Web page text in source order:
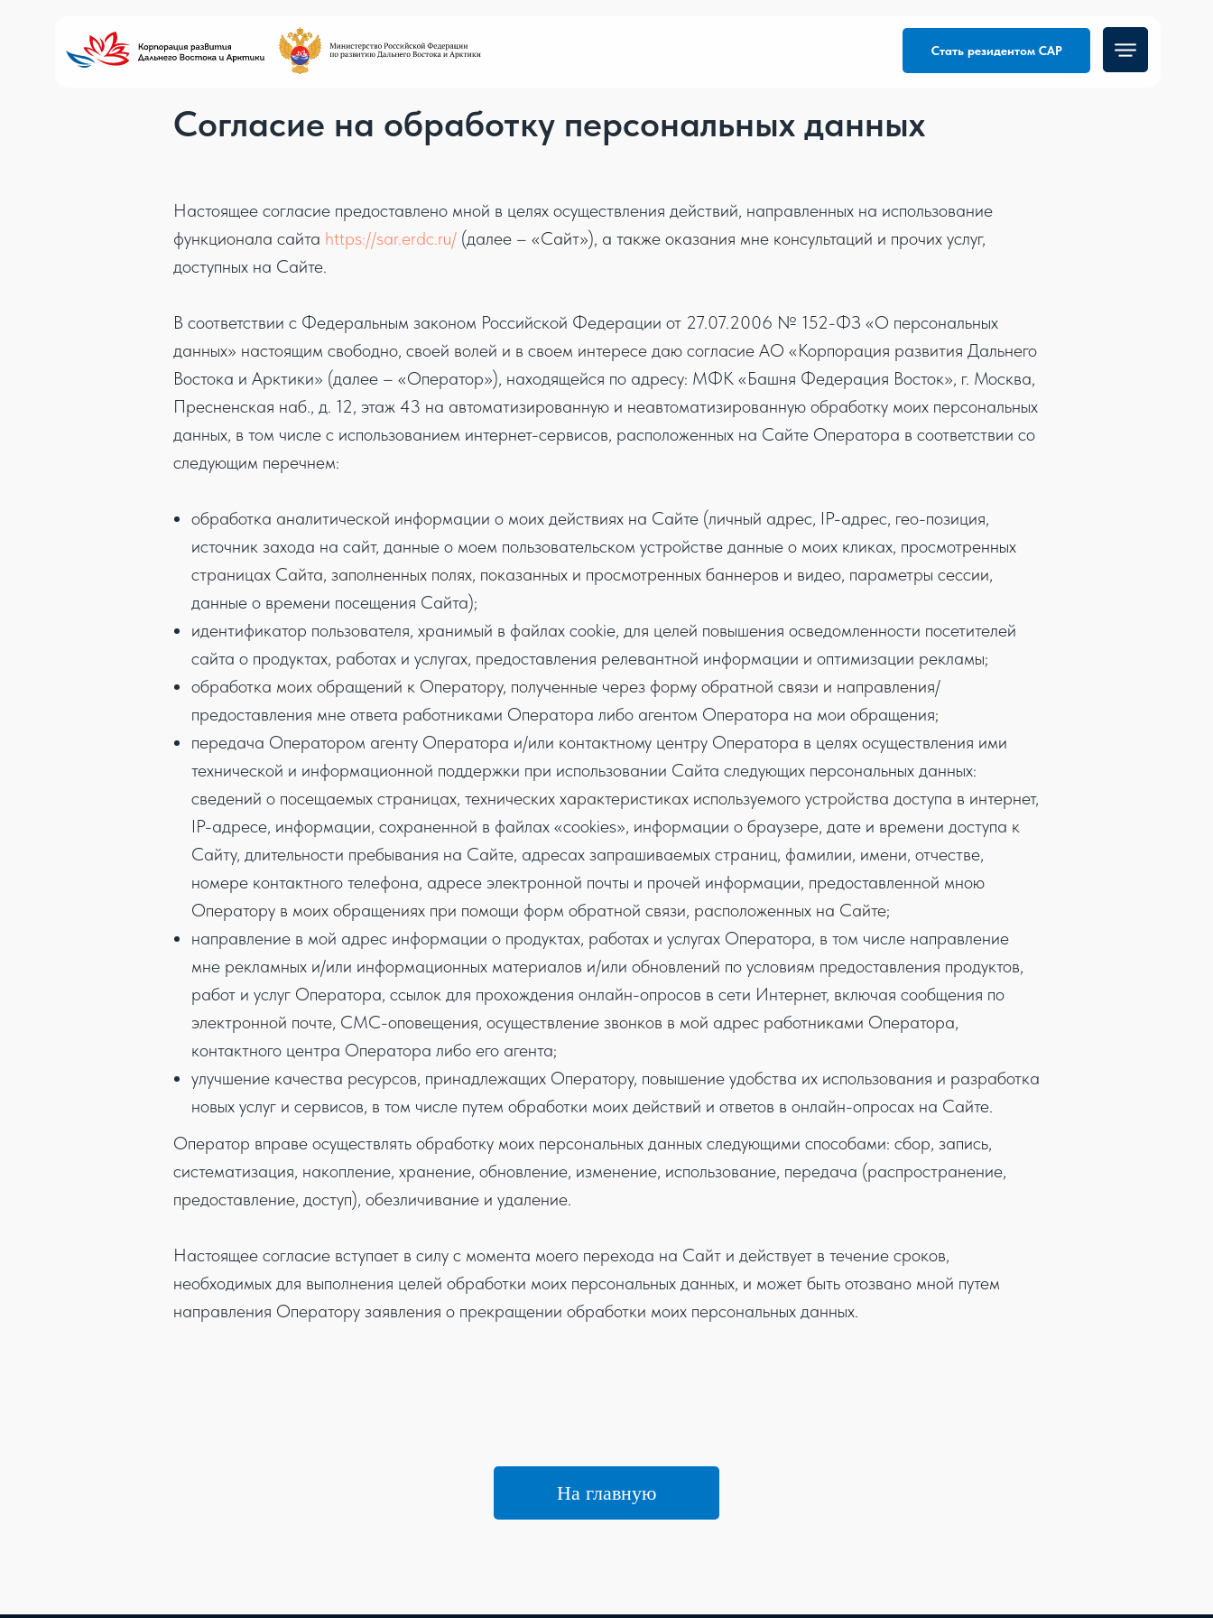
Стать резидентом САР
Согласие на обработку персональных данных
Настоящее согласие предоставлено мной в целях осуществления действий, направленных на использование
функционала сайта https://sar.erdc.ru/ (далее – «Сайт»), а также оказания мне консультаций и прочих услуг,
доступных на Сайте.
В соответствии с Федеральным законом Российской Федерации от 27.07.2006 № 152-ФЗ «О персональных
данных» настоящим свободно, своей волей и в своем интересе даю согласие АО «Корпорация развития Дальнего
Востока и Арктики» (далее – «Оператор»), находящейся по адресу: МФК «Башня Федерация Восток», г. Москва,
Пресненская наб., д. 12, этаж 43 на автоматизированную и неавтоматизированную обработку моих персональных
данных, в том числе с использованием интернет-сервисов, расположенных на Сайте Оператора в соответствии со
следующим перечнем:
обработка аналитической информации о моих действиях на Сайте (личный адрес, IP-адрес, гео-позиция,
источник захода на сайт, данные о моем пользовательском устройстве данные о моих кликах, просмотренных
страницах Сайта, заполненных полях, показанных и просмотренных баннеров и видео, параметры сессии,
данные о времени посещения Сайта);
идентификатор пользователя, хранимый в файлах cookie, для целей повышения осведомленности посетителей
сайта о продуктах, работах и услугах, предоставления релевантной информации и оптимизации рекламы;
обработка моих обращений к Оператору, полученные через форму обратной связи и направления/
предоставления мне ответа работниками Оператора либо агентом Оператора на мои обращения;
передача Оператором агенту Оператора и/или контактному центру Оператора в целях осуществления ими
технической и информационной поддержки при использовании Сайта следующих персональных данных:
сведений о посещаемых страницах, технических характеристиках используемого устройства доступа в интернет,
IP-адресе, информации, сохраненной в файлах «cookies», информации о браузере, дате и времени доступа к
Сайту, длительности пребывания на Сайте, адресах запрашиваемых страниц, фамилии, имени, отчестве,
номере контактного телефона, адресе электронной почты и прочей информации, предоставленной мною
Оператору в моих обращениях при помощи форм обратной связи, расположенных на Сайте;
направление в мой адрес информации о продуктах, работах и услугах Оператора, в том числе направление
мне рекламных и/или информационных материалов и/или обновлений по условиям предоставления продуктов,
работ и услуг Оператора, ссылок для прохождения онлайн-опросов в сети Интернет, включая сообщения по
электронной почте, СМС-оповещения, осуществление звонков в мой адрес работниками Оператора,
контактного центра Оператора либо его агента;
улучшение качества ресурсов, принадлежащих Оператору, повышение удобства их использования и разработка
новых услуг и сервисов, в том числе путем обработки моих действий и ответов в онлайн-опросах на Сайте.
Оператор вправе осуществлять обработку моих персональных данных следующими способами: сбор, запись,
систематизация, накопление, хранение, обновление, изменение, использование, передача (распространение,
предоставление, доступ), обезличивание и удаление.
Настоящее согласие вступает в силу с момента моего перехода на Сайт и действует в течение сроков,
необходимых для выполнения целей обработки моих персональных данных, и может быть отозвано мной путем
направления Оператору заявления о прекращении обработки моих персональных данных.
На главную